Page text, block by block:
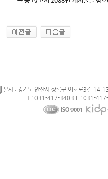
본사 : 경기도 안산사 상록구 이호로3길 14-
T : 031-417-3403 F : 031-